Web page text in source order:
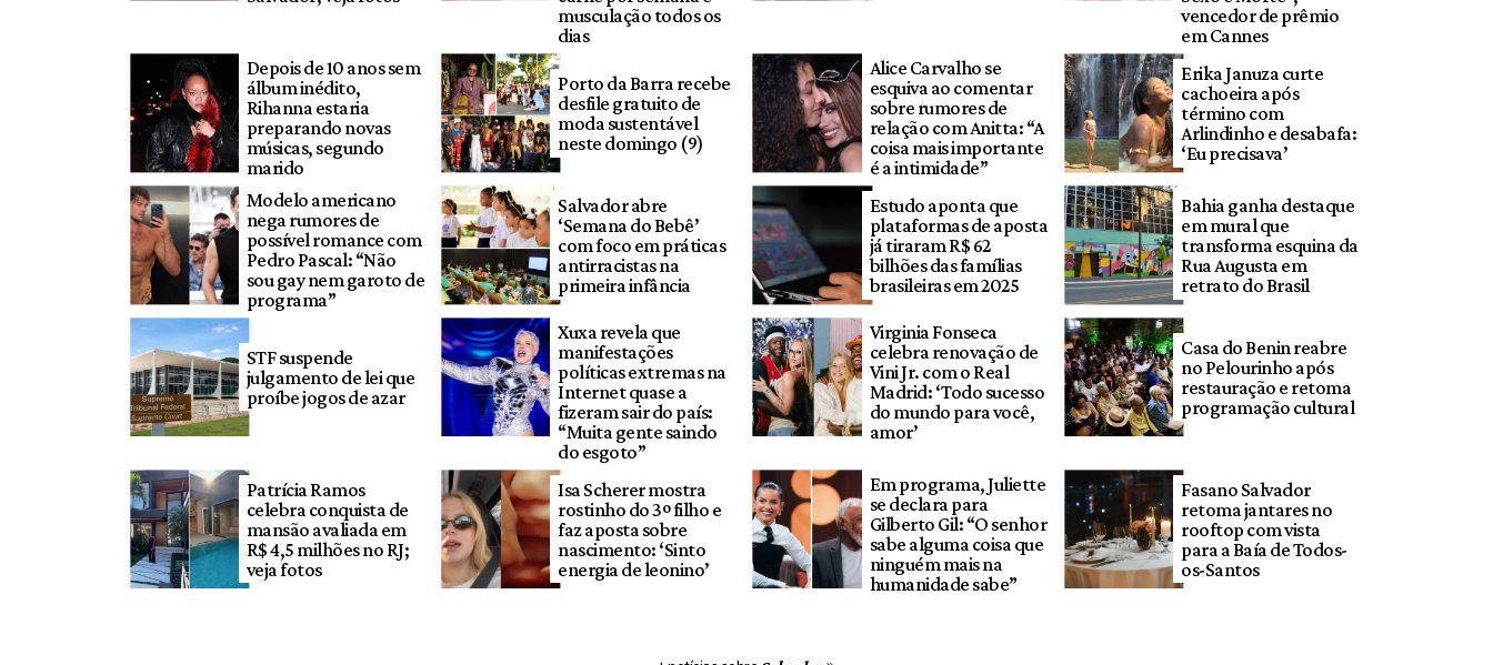
musculação todos os
dias
vencedor de prêmio
em Cannes
Depois de 10 anos sem
álbum inédito,
Rihanna estaria
preparando novas
músicas, segundo
marido
Porto da Barra recebe
desfile gratuito de
moda sustentável
neste domingo (9)
Alice Carvalho se
esquiva ao comentar
sobre rumores de
relação com Anitta: “A
coisa mais importante
é a intimidade”
Erika Januza curte
cachoeira após
término com
Arlindinho e desabafa:
‘Eu precisava’
Modelo americano
nega rumores de
possível romance com
Pedro Pascal: “Não
sou gay nem garoto de
programa”
Salvador abre
‘Semana do Bebê’
com foco em práticas
antirracistas na
primeira infância
Estudo aponta que
plataformas de aposta
já tiraram R$ 62
bilhões das famílias
brasileiras em 2025
Bahia ganha destaque
em mural que
transforma esquina da
Rua Augusta em
retrato do Brasil
STF suspende
julgamento de lei que
proíbe jogos de azar
Xuxa revela que
manifestações
políticas extremas na
Internet quase a
fizeram sair do país:
“Muita gente saindo
do esgoto”
Virginia Fonseca
celebra renovação de
Vini Jr. com o Real
Madrid: ‘Todo sucesso
do mundo para você,
amor’
Casa do Benin reabre
no Pelourinho após
restauração e retoma
programação cultural
Patrícia Ramos
celebra conquista de
mansão avaliada em
R$ 4,5 milhões no RJ;
veja fotos
Isa Scherer mostra
rostinho do 3º filho e
faz aposta sobre
nascimento: ‘Sinto
energia de leonino’
Em programa, Juliette
se declara para
Gilberto Gil: “O senhor
sabe alguma coisa que
ninguém mais na
humanidade sabe”
Fasano Salvador
retoma jantares no
rooftop com vista
para a Baía de Todos-
os-Santos